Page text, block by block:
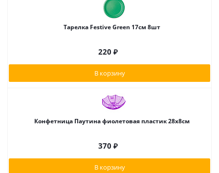
Тарелка Festive Green 17см 8шт
220 ₽
В корзину
Конфетница Паутина фиолетовая пластик 28х8см
370 ₽
В корзину